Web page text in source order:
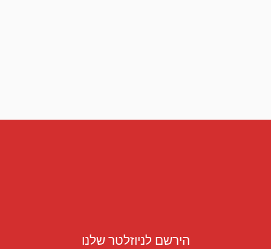
הירשם לניוזלטר שלנו